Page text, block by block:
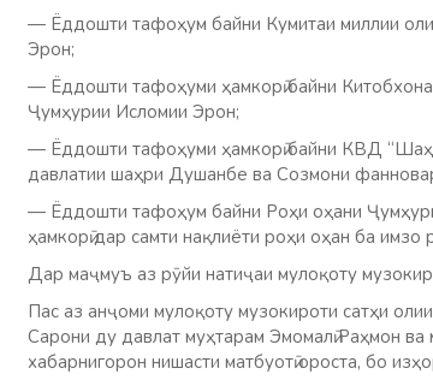
— Ёддошти тафоҳум байни Кумитаи миллии
Эрон;
— Ёддошти тафоҳуми ҳамкорӣ байни
Ҷумҳурии Исломии Эрон;
— Ёддошти тафоҳуми ҳамкорӣ байни КВД
давлатии шаҳри Душанбе ва Созмони
— Ёддошти тафоҳум байни Роҳи оҳани
ҳамкорӣ дар самти нақлиёти роҳи оҳан ба имзо
Дар маҷмуъ аз рӯйи натиҷаи мулоқоту
Пас аз анҷоми мулоқоту музокироти сатҳи
Сарони ду давлат муҳтарам Эмомалӣ Раҳмон
хабарнигорон нишасти матбуотӣ ороста, бо